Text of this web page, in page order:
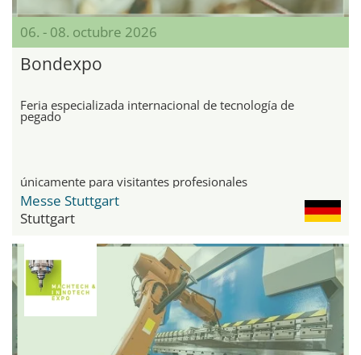
06. - 08. octubre 2026
Bondexpo
Feria especializada internacional de tecnología de
pegado
únicamente para visitantes profesionales
Messe Stuttgart
Stuttgart